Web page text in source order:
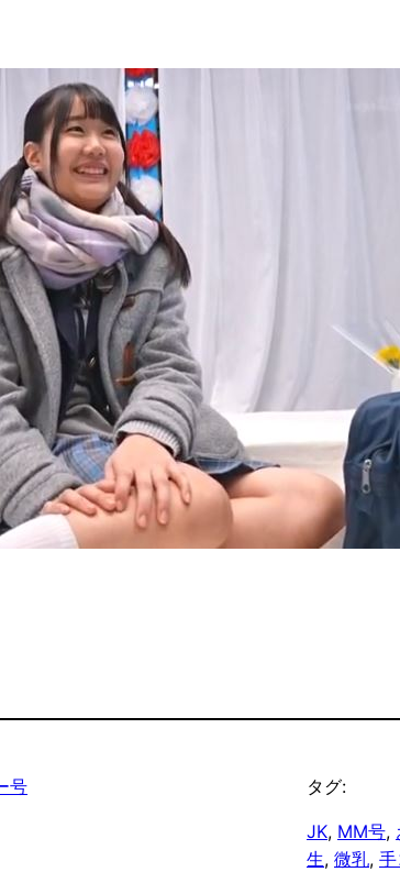
号 タグ:
JK, MM号,
生, 微乳, 手